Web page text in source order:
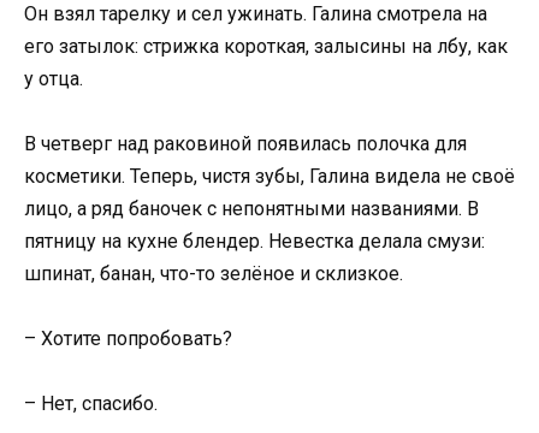
Он взял тарелку и сел ужинать. Галина смотрела на
его затылок: стрижка короткая, залысины на лбу, как
у отца.
В четверг над раковиной появилась полочка для
косметики. Теперь, чистя зубы, Галина видела не своё
лицо, а ряд баночек с непонятными названиями. В
пятницу на кухне блендер. Невестка делала смузи:
шпинат, банан, что-то зелёное и склизкое.
– Хотите попробовать?
– Нет, спасибо.